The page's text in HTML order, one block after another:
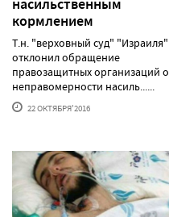
кормлением
Т.н. "верховный суд" "Израиля"
отклонил обращение
правозащитных организаций о
неправомерности насиль......
22 ОКТЯБРЯ'2016